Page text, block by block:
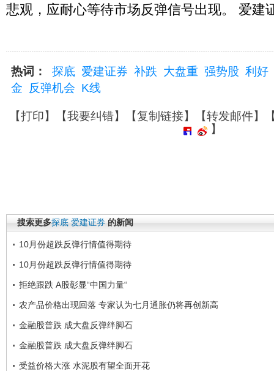
悲观，应耐心等待市场反弹信号出现。 爱建
热词： 探底 爱建证券 补跌 大盘重 强势股 利好
金
反弹机会 K线
【打印】【我要纠错】【复制链接】【转发邮件】
】
搜索更多探底 爱建证券 的新闻
10月份超跌反弹行情值得期待
10月份超跌反弹行情值得期待
拒绝跟跌 A股彰显“中国力量“
农产品价格出现回落 专家认为七月通胀仍将再创新高
金融股普跌 成大盘反弹绊脚石
金融股普跌 成大盘反弹绊脚石
受益价格大涨 水泥股有望全面开花